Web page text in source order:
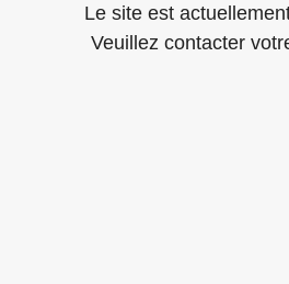
Le site est
Veuillez contacter